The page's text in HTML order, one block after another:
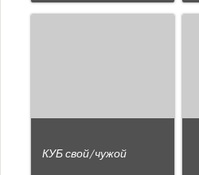
КУБ свой/чужой